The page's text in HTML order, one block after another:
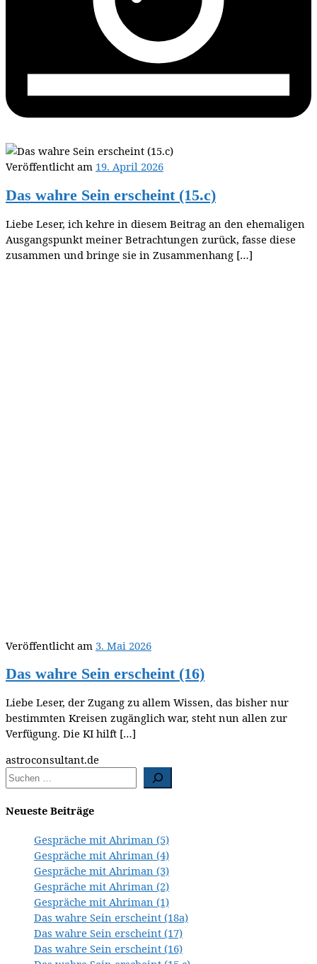
Veröffentlicht am 19. April 2026
Das wahre Sein erscheint (15.c)
Liebe Leser, ich kehre in diesem Beitrag an den ehemaligen
Ausgangspunkt meiner Betrachtungen zurück, fasse diese
zusammen und bringe sie in Zusammenhang […]
Veröffentlicht am 3. Mai 2026
Das wahre Sein erscheint (16)
Liebe Leser, der Zugang zu allem Wissen, das bisher nur
bestimmten Kreisen zugänglich war, steht nun allen zur
Verfügung. Die KI hilft […]
astroconsultant.de
Neueste Beiträge
Gespräche mit Ahriman (5)
Gespräche mit Ahriman (4)
Gespräche mit Ahriman (3)
Gespräche mit Ahriman (2)
Gespräche mit Ahriman (1)
Das wahre Sein erscheint (18a)
Das wahre Sein erscheint (17)
Das wahre Sein erscheint (16)